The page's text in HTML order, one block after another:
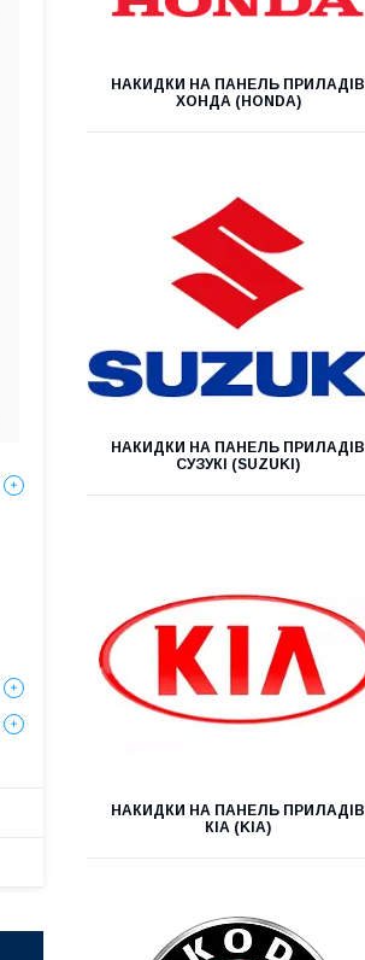
НАКИДКИ НА ПАНЕЛЬ ПРИЛАДІВ
ХОНДА (HONDA)
НАКИДКИ НА ПАНЕЛЬ ПРИЛАДІВ
СУЗУКІ (SUZUKI)
НАКИДКИ НА ПАНЕЛЬ ПРИЛАДІВ
КІА (KIA)